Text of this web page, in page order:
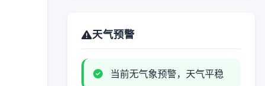
天气预警
当前无气象预警，天气平稳